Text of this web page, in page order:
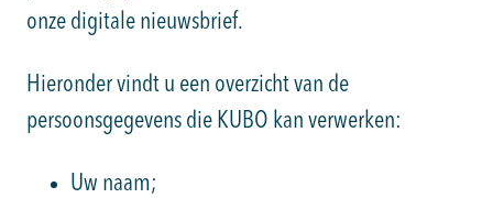
onze digitale nieuwsbrief.
Hieronder vindt u een overzicht van de
persoonsgegevens die KUBO kan verwerken:
Uw naam;